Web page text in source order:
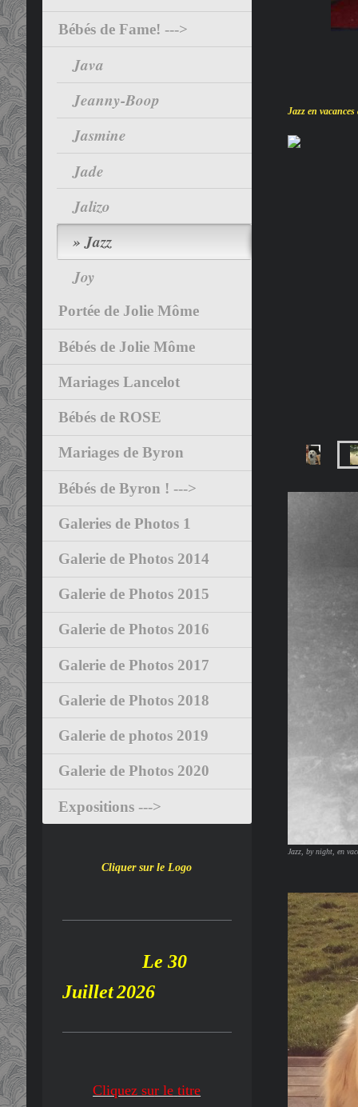
Jazz en vacances
Jazz, by night, en
Bébés de Fame! --->
Java
Jeanny-Boop
Jasmine
Jade
Jalizo
Jazz
Joy
Portée de Jolie Môme
Bébés de Jolie Môme
Mariages Lancelot
Bébés de ROSE
Mariages de Byron
Bébés de Byron ! --->
Galeries de Photos 1
Galerie de Photos 2014
Galerie de Photos 2015
Galerie de Photos 2016
Galerie de Photos 2017
Galerie de Photos 2018
Galerie de photos 2019
Galerie de Photos 2020
Expositions --->
Cliquer sur le Logo
Le 30
Juillet2026
Cliquez sur le titre